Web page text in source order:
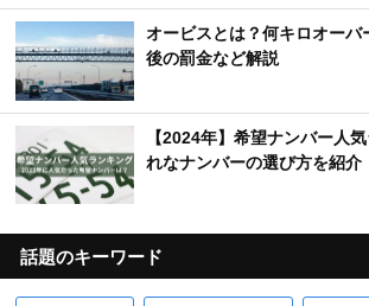
オービスとは？何キロオーバ
後の罰金など解説
【2024年】希望ナンバー人
れなナンバーの選び方を紹介
話題のキーワード